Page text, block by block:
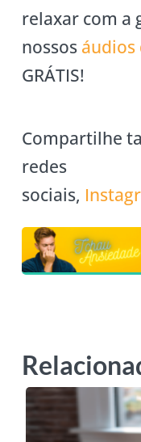
relaxar com a
nossos áudios
GRÁTIS!
Compartilhe
redes
sociais,